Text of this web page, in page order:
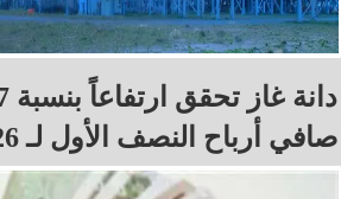
صافي أرباح النصف الأول لـ 2026